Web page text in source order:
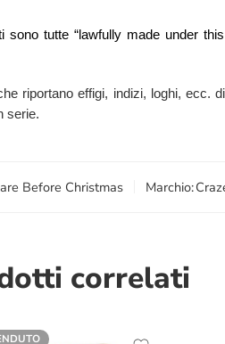
tutte “lawfully made under
riportano effigi, indizi, loghi, ecc.
serie.
Before Christmas Marchio:
correlati